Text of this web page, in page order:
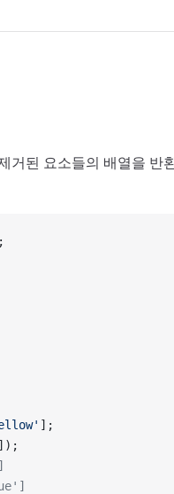
거된 요소들의 배열을 반
;
];
]);